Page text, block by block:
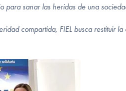
para sanar las heridas de una
compartida, FIEL busca restituir